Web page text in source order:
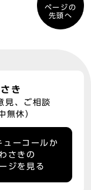
ページの
先頭へ
き
見、ご相談
無休）
ューコールか
わさきの
ジを見る